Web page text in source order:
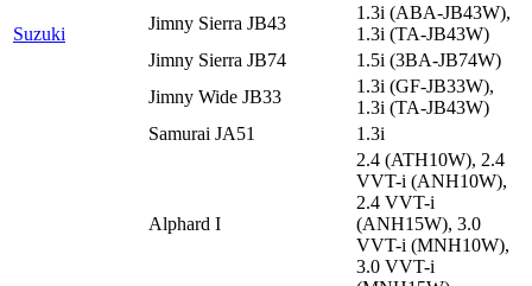
Suzuki
Jimny Sierra JB43
1.3i (ABA-JB43W),
1.3i (TA-JB43W)
Jimny Sierra JB74
1.5i (3BA-JB74W)
Jimny Wide JB33
1.3i (GF-JB33W),
1.3i (TA-JB43W)
Samurai JA51
1.3i
Alphard I
2.4 (ATH10W), 2.4
VVT-i (ANH10W),
2.4 VVT-i
(ANH15W), 3.0
VVT-i (MNH10W),
3.0 VVT-i